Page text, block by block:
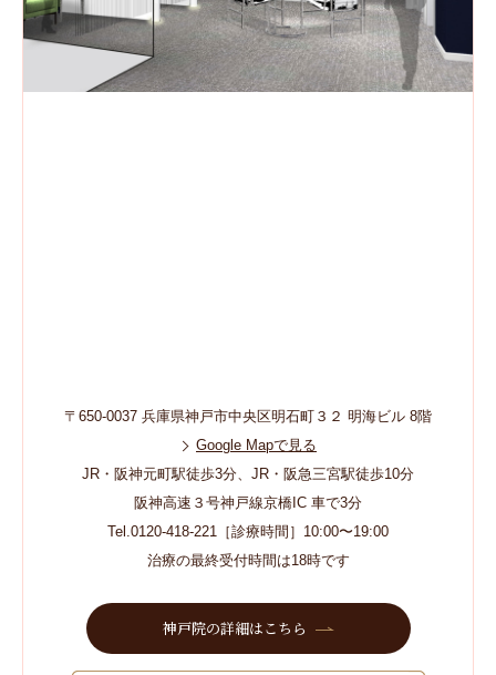
〒650-0037 兵庫県神戸市中央区明石町３２ 明海ビル 8階
Google Mapで見る
JR・阪神元町駅徒歩3分、JR・阪急三宮駅徒歩10分
阪神高速３号神戸線京橋IC 車で3分
Tel.0120-418-221［診療時間］10:00〜19:00
治療の最終受付時間は18時です
神戸院の詳細はこちら